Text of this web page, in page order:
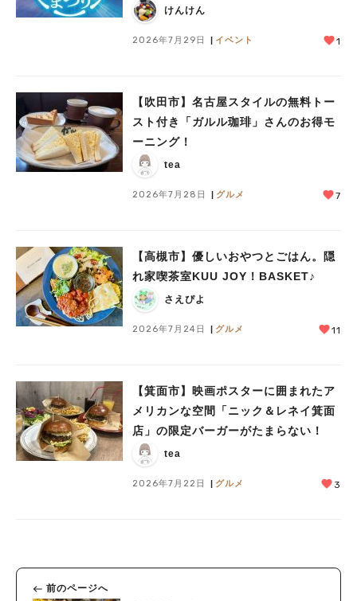
けんけん
2026年7月29日 イベント 1
【吹田市】名古屋スタイルの無料トー
スト付き「ガルル珈琲」さんのお得モ
ーニング！
tea
2026年7月28日 グルメ 7
【高槻市】優しいおやつとごはん。隠
れ家喫茶室KUU JOY！BASKET♪
さえぴよ
2026年7月24日 グルメ 11
【箕面市】映画ポスターに囲まれたア
メリカンな空間「ニック＆レネイ箕面
店」の限定バーガーがたまらない！
tea
2026年7月22日 グルメ 3
前のページへ